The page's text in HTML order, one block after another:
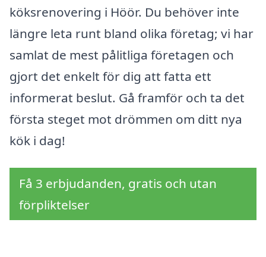
köksrenovering i Höör. Du behöver inte
längre leta runt bland olika företag; vi har
samlat de mest pålitliga företagen och
gjort det enkelt för dig att fatta ett
informerat beslut. Gå framför och ta det
första steget mot drömmen om ditt nya
kök i dag!
Få 3 erbjudanden, gratis och utan
förpliktelser